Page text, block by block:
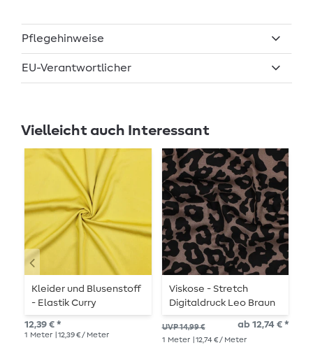
Pflegehinweise
EU-Verantwortlicher
Vielleicht auch Interessant
Kleider und Blusenstoff
- Elastik Curry
12,39 € *
1 Meter | 12,39 € / Meter
Viskose - Stretch
Digitaldruck Leo Braun
UVP 14,99 € ab 12,74 € *
1 Meter | 12,74 € / Meter